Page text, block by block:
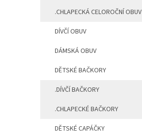
.CHLAPECKÁ CELOROČNÍ OBUV
DÍVČÍ OBUV
DÁMSKÁ OBUV
DĚTSKÉ BAČKORY
.DÍVČÍ BAČKORY
.CHLAPECKÉ BAČKORY
DĚTSKÉ CAPÁČKY